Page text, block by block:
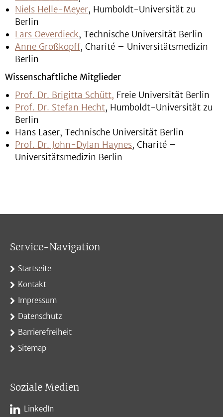
Niels Helle-Meyer, Humboldt-Universität zu
Berlin
Lars Oeverdieck, Technische Universität Berlin
Anne Großkopff, Charité – Universitätsmedizin
Berlin
Wissenschaftliche Mitglieder
Prof. Dr. Brigitta Schütt, Freie Universität Berlin
Prof. Dr. Stefan Hecht, Humboldt-Universität zu
Berlin
Hans Laser, Technische Universität Berlin
Prof. Dr. John-Dylan Haynes, Charité –
Universitätsmedizin Berlin
Service-Navigation
Startseite
Kontakt
Impressum
Datenschutz
Barrierefreiheit
Sitemap
Soziale Medien
LinkedIn